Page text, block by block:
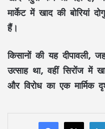
मार्केट में खाद की बोरियां
हैं।
किसानों की यह दीपावली,
उत्साह था, वहीं सिरोंज में
और विरोध का एक